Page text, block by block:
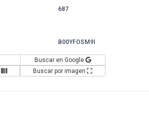
687
B00YFOSM9I
Buscar en Google
Buscar por imagen